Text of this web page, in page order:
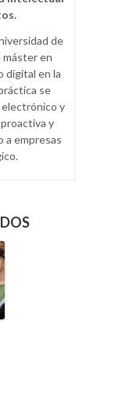
de
máster en
digital en la
se
y
y
a empresas